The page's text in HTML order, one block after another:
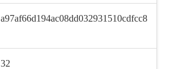
a97af66d194ac08dd032931510cdfcc8
32